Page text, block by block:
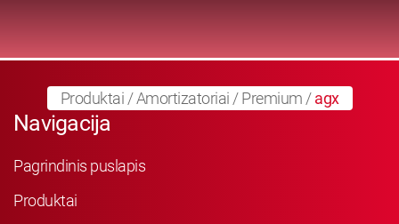
Produktai /Amortizatoriai /Premium /agx
Navigacija
Pagrindinis puslapis
Produktai